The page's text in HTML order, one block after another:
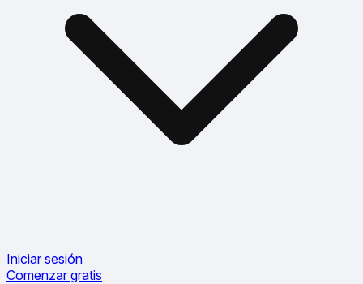
Iniciar sesión
Comenzar gratis